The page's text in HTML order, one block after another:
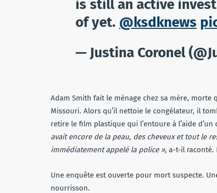
is still an active
of yet. @ksdknews
— Justina Coronel
Adam Smith fait le ménage chez sa mère, morte
Missouri. Alors qu’il nettoie le congélateur, il
retire le film plastique qui l’entoure à l’aide
avait encore de la peau, des cheveux et tout le
immédiatement appelé la police », a-t-il raconté.
Une enquête est ouverte pour mort suspecte.
nourrisson.